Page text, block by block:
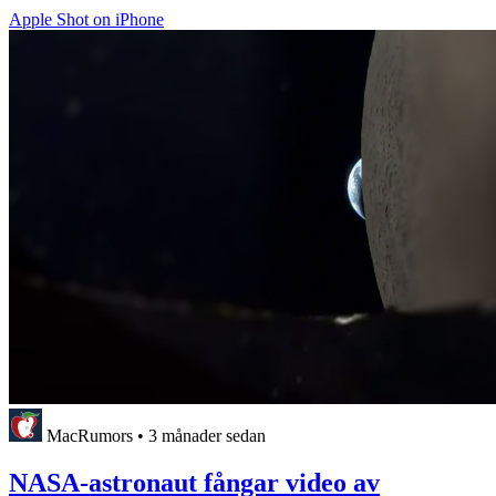
Apple Shot on iPhone
MacRumors • 3 månader sedan
NASA-astronaut fångar video av